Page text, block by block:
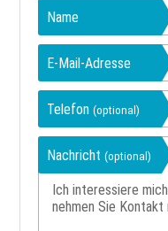
Name
E-Mail-Adresse
Telefon(optional)
Nachricht(optional)